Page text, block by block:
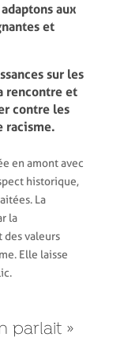
aux
et
sur les
rencontre et
contre les
racisme.
en amont avec
historique,
La
la
des valeurs
Elle laisse
parlait »